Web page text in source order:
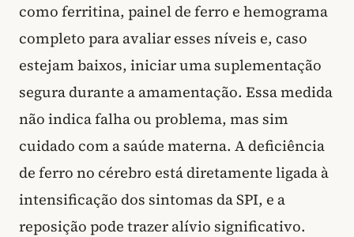
como ferritina, painel de ferro e hemograma
completo para avaliar esses níveis e, caso
estejam baixos, iniciar uma suplementação
segura durante a amamentação. Essa medida
não indica falha ou problema, mas sim
cuidado com a saúde materna. A deficiência
de ferro no cérebro está diretamente ligada à
intensificação dos sintomas da SPI, e a
reposição pode trazer alívio significativo.